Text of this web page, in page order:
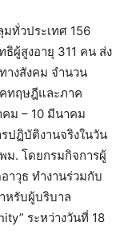
ทั่วประเทศ 156
ผู้สูงอายุ 311 คน ส่ง
างสังคม จำนวน
ทฤษฎีและภาค
ม – 10 มีนาคม
ปฏิบัติงานจริงในวัน
ม. โดยกรมกิจการผู้
าวุธ ทำงานร่วมกับ
หรับผู้บริบาล
ระหว่างวันที่ 18